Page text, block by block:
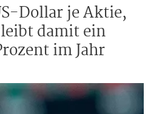
Dollar je Aktie,
damit ein
im Jahr